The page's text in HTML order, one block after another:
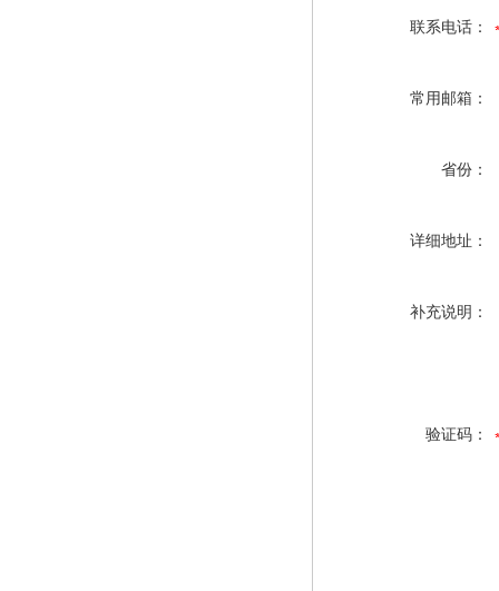
联系电话：
常用邮箱：
省份：
详细地址：
补充说明：
验证码：